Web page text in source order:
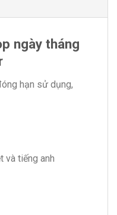
ngày tháng
hạn sử dụng,
và tiếng anh